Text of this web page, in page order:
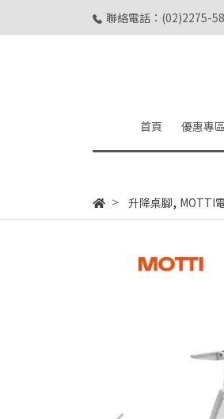
聯絡電話：(02)2275-
首頁 優惠專區
升降桌腳, MOTTI